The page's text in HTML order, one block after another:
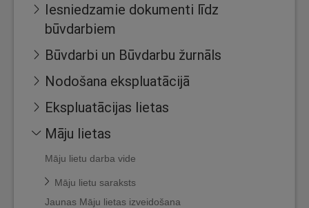
Iesniedzamie dokumenti līdz
būvdarbiem
Būvdarbi un Būvdarbu žurnāls
Nodošana ekspluatācijā
Ekspluatācijas lietas
Māju lietas
Māju lietu darba vide
Māju lietu saraksts
Jaunas Māju lietas izveidošana